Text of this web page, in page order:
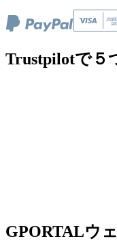
Trustpilotで５
GPORTALウ